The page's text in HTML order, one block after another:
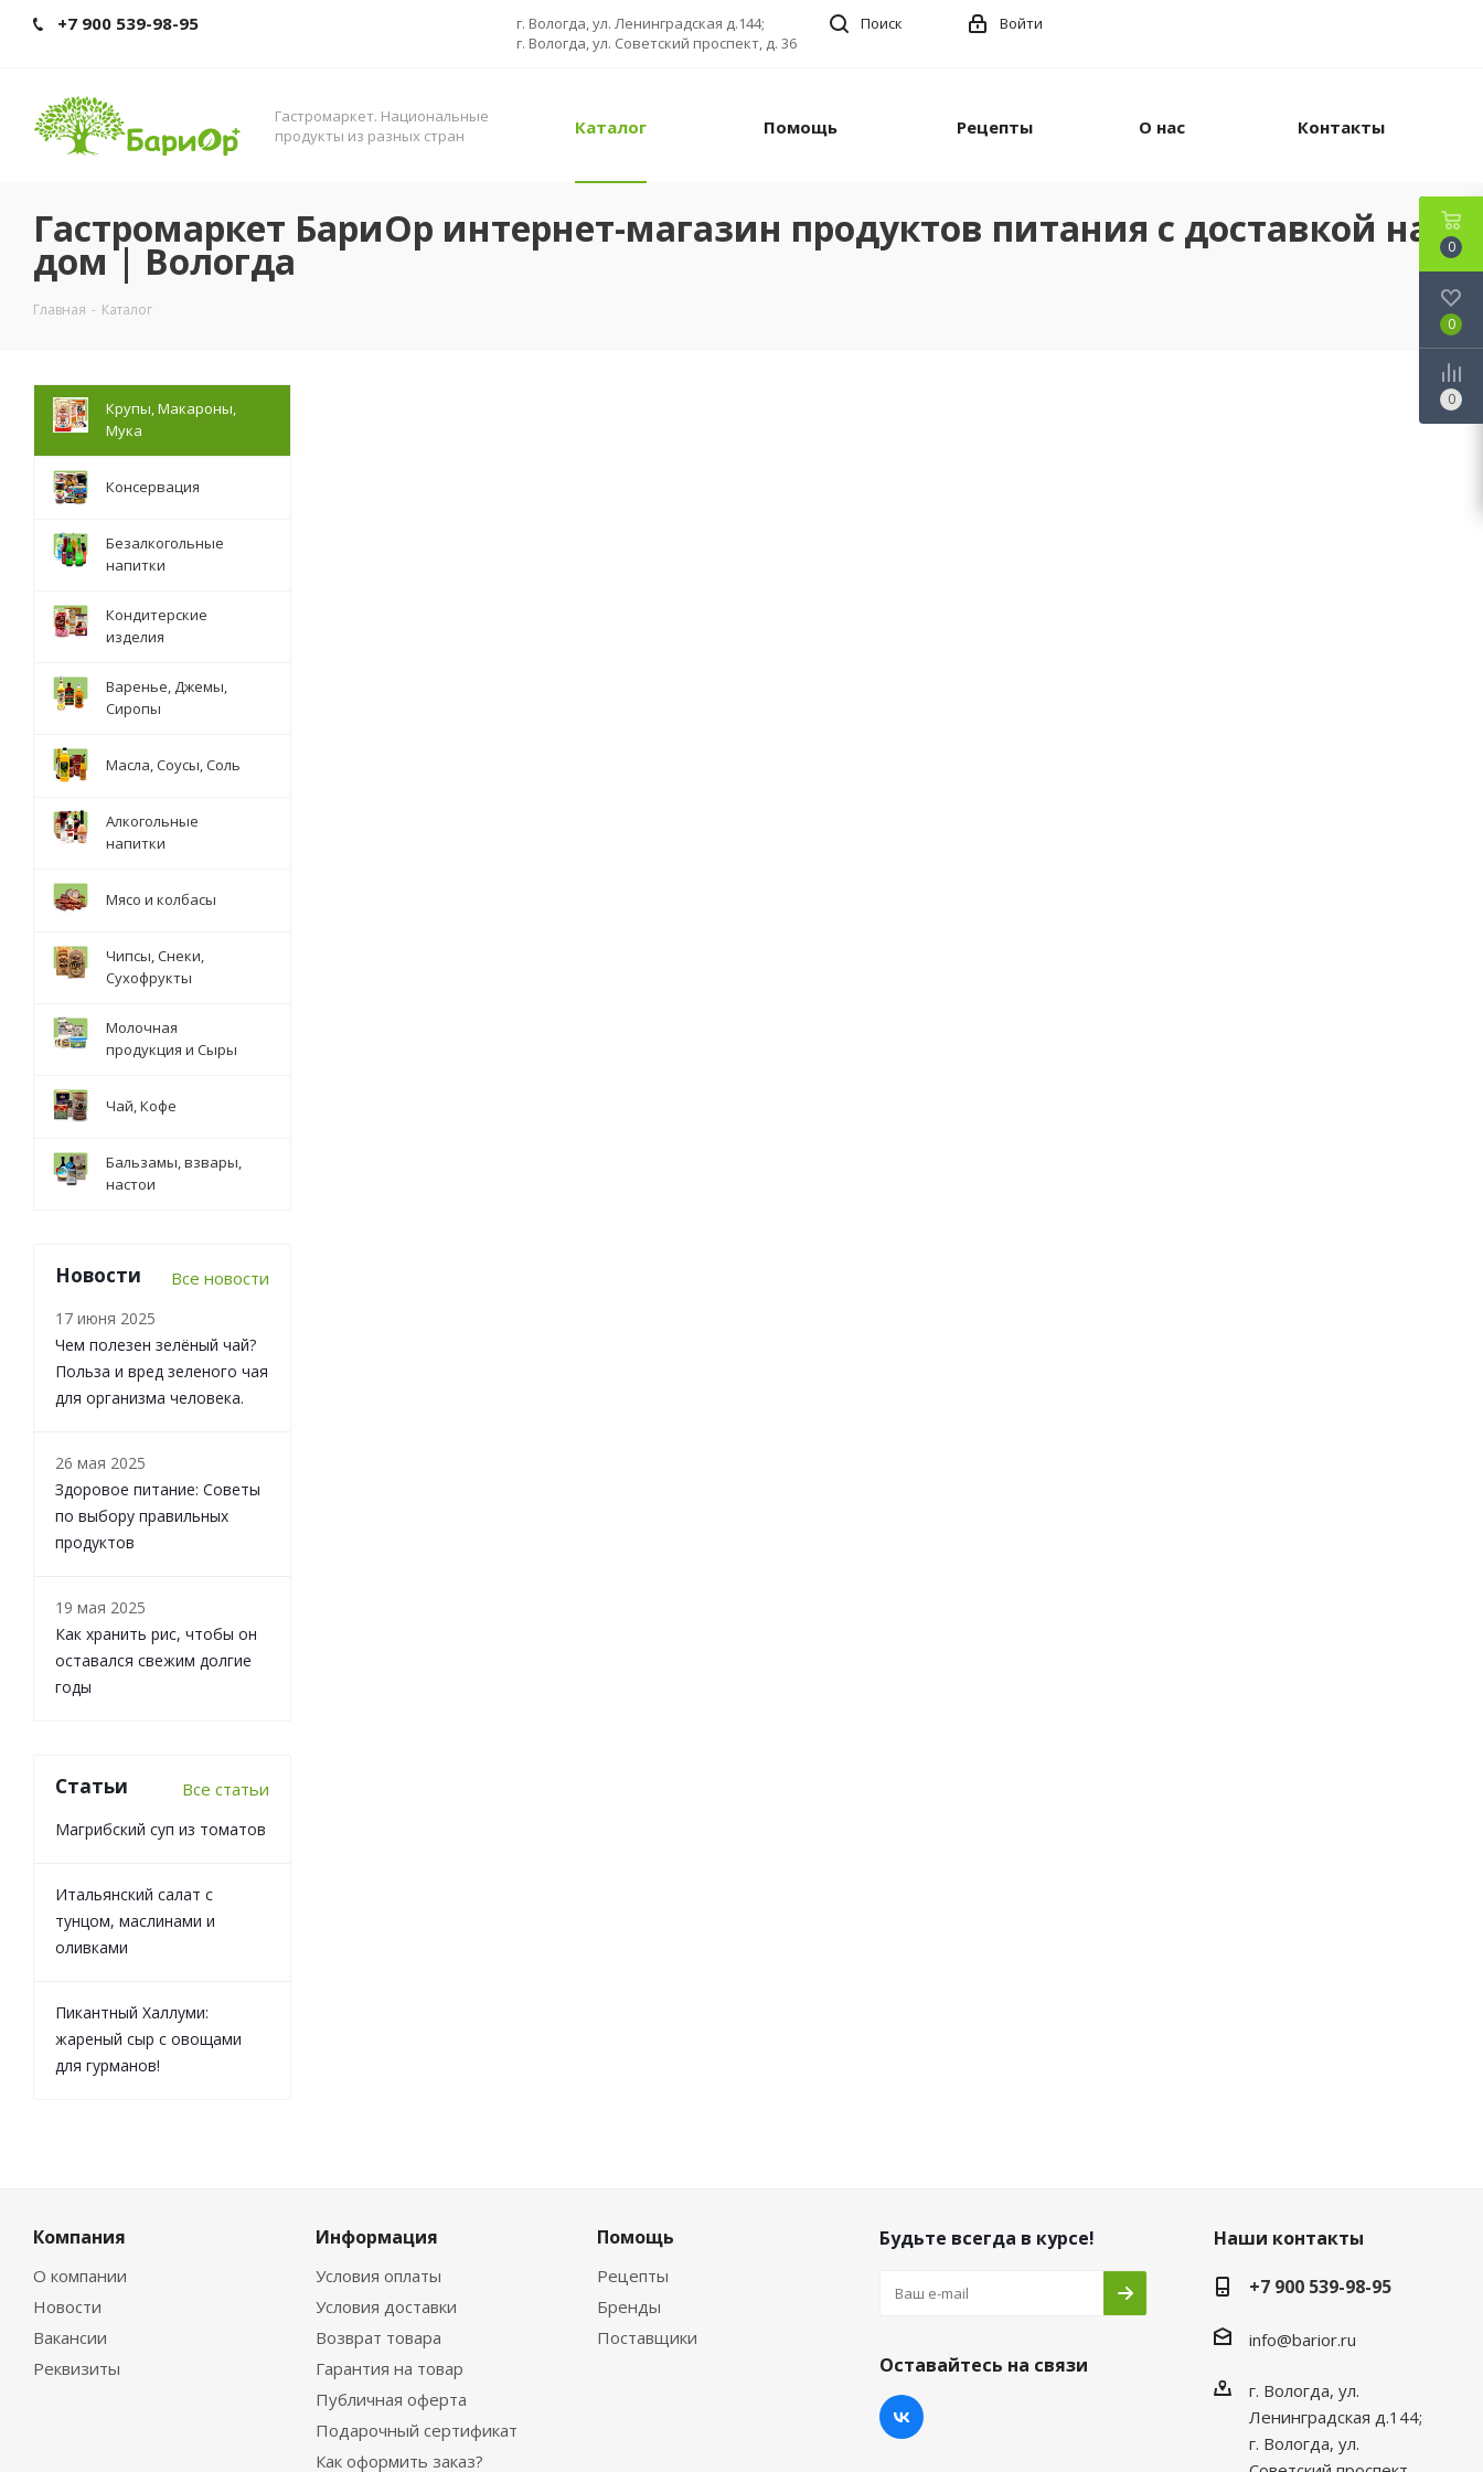
+7 900 539-98-95
г. Вологда, ул. Ленинградская д.144;
г. Вологда, ул. Советский проспект, д. 36
Поиск Войти
Гастромаркет. Нациoнальные
прoдукты из разных стран
Каталог Помощь Рецепты О нас Контакты
Гастромаркет БариОр интернет-магазин продуктов питания с доставкой на
дом | Вологда
Главная - Каталог
Крупы, Макароны,
Мука
Консервация
Безалкогольные
напитки
Кондитерские
изделия
Варенье, Джемы,
Сиропы
Масла, Соусы, Соль
Алкогольные
напитки
Мясо и колбасы
Чипсы, Снеки,
Сухофрукты
Молочная
продукция и Сыры
Чай, Кофе
Бальзамы, взвары,
настои
Новости Все новости
17 июня 2025
Чем полезен зелёный чай?
Польза и вред зеленого чая
для организма человека.
26 мая 2025
Здоровое питание: Советы
по выбору правильных
продуктов
19 мая 2025
Как хранить рис, чтобы он
оставался свежим долгие
годы
Статьи Все статьи
Магрибский суп из томатов
Итальянский салат с
тунцом, маслинами и
оливками
Пикантный Халлуми:
жареный сыр с овощами
для гурманов!
Компания
О компании
Новости
Вакансии
Реквизиты
Информация
Условия оплаты
Условия доставки
Возврат товара
Гарантия на товар
Публичная оферта
Подарочный сертификат
Как оформить заказ?
Помощь
Рецепты
Бренды
Поставщики
Будьте всегда в курсе!
Оставайтесь на связи
Наши контакты
+7 900 539-98-95
info@barior.ru
г. Вологда, ул.
Ленинградская д.144;
г. Вологда, ул.
0
0
0